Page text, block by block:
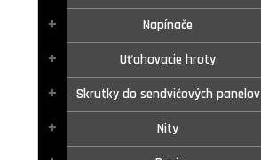
Napínače
Uťahovacie hroty
Skrutky do sendvičových panelov
Nity